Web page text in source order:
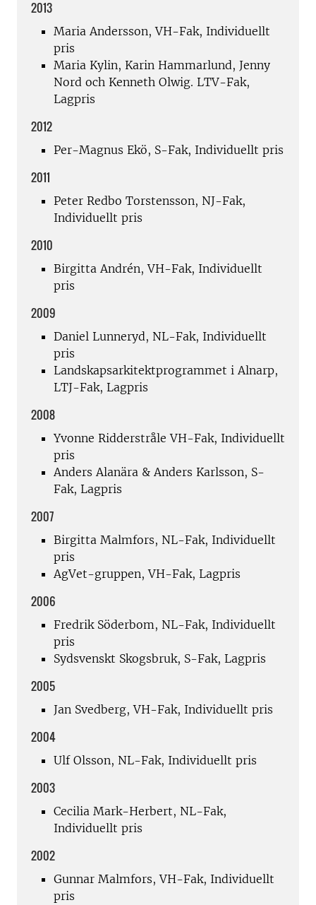
2013
Maria Andersson, VH-Fak, Individuellt
pris
Maria Kylin, Karin Hammarlund, Jenny
Nord och Kenneth Olwig. LTV-Fak,
Lagpris
2012
Per-Magnus Ekö, S-Fak, Individuellt pris
2011
Peter Redbo Torstensson, NJ-Fak,
Individuellt pris
2010
Birgitta Andrén, VH-Fak, Individuellt
pris
2009
Daniel Lunneryd, NL-Fak, Individuellt
pris
Landskapsarkitektprogrammet i Alnarp,
LTJ-Fak, Lagpris
2008
Yvonne Ridderstråle VH-Fak, Individuellt
pris
Anders Alanära & Anders Karlsson, S-
Fak, Lagpris
2007
Birgitta Malmfors, NL-Fak, Individuellt
pris
AgVet-gruppen, VH-Fak, Lagpris
2006
Fredrik Söderbom, NL-Fak, Individuellt
pris
Sydsvenskt Skogsbruk, S-Fak, Lagpris
2005
Jan Svedberg, VH-Fak, Individuellt pris
2004
Ulf Olsson, NL-Fak, Individuellt pris
2003
Cecilia Mark-Herbert, NL-Fak,
Individuellt pris
2002
Gunnar Malmfors, VH-Fak, Individuellt
pris